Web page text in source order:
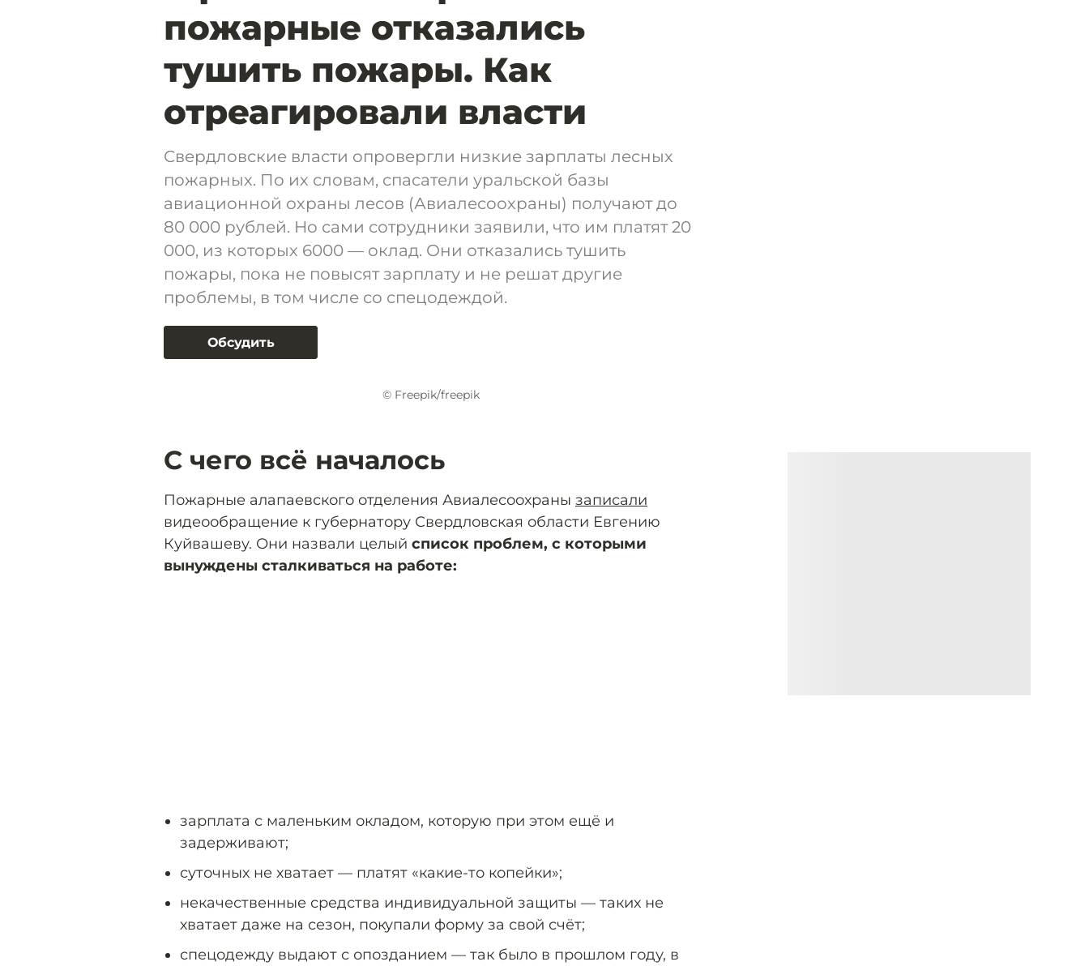
пожарные отказались
тушить пожары. Как
отреагировали власти
Свердловские власти опровергли низкие зарплаты лесных
пожарных. По их словам, спасатели уральской базы
авиационной охраны лесов (Авиалесоохраны) получают до
80 000 рублей. Но сами сотрудники заявили, что им платят 20
000, из которых 6000 — оклад. Они отказались тушить
пожары, пока не повысят зарплату и не решат другие
проблемы, в том числе со спецодеждой.
Обсудить
© Freepik/freepik
С чего всё началось
Пожарные алапаевского отделения Авиалесоохраны записали
видеообращение к губернатору Свердловская области Евгению
Куйвашеву. Они назвали целый список проблем, с которыми
вынуждены сталкиваться на работе:
зарплата с маленьким окладом, которую при этом ещё и
задерживают;
суточных не хватает — платят «какие-то копейки»;
некачественные средства индивидуальной защиты — таких не
хватает даже на сезон, покупали форму за свой счёт;
спецодежду выдают с опозданием — так было в прошлом году, в